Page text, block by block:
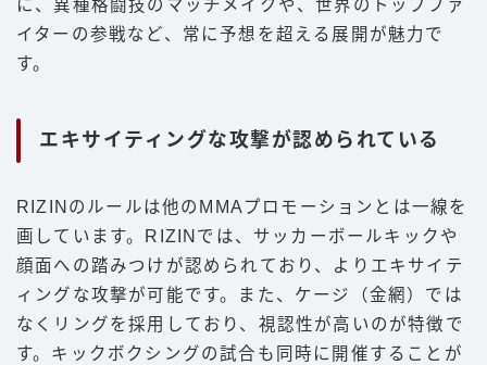
に、異種格闘技のマッチメイクや、世界のトップファ
イターの参戦など、常に予想を超える展開が魅力で
す。
エキサイティングな攻撃が認められている
RIZINのルールは他のMMAプロモーションとは一線を
画しています。RIZINでは、サッカーボールキックや
顔面への踏みつけが認められており、よりエキサイテ
ィングな攻撃が可能です。また、ケージ（金網）では
なくリングを採用しており、視認性が高いのが特徴で
す。キックボクシングの試合も同時に開催することが